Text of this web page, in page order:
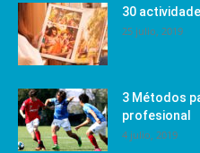
30
25 julio, 2019
3 Métodos
profesional
4 julio, 2019